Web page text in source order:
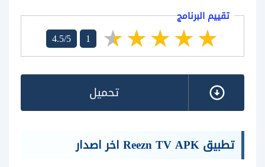
تقييم البرنامج
4.5/5 1
تحميل
تطبيق Reezn TV APK اخر اصدار